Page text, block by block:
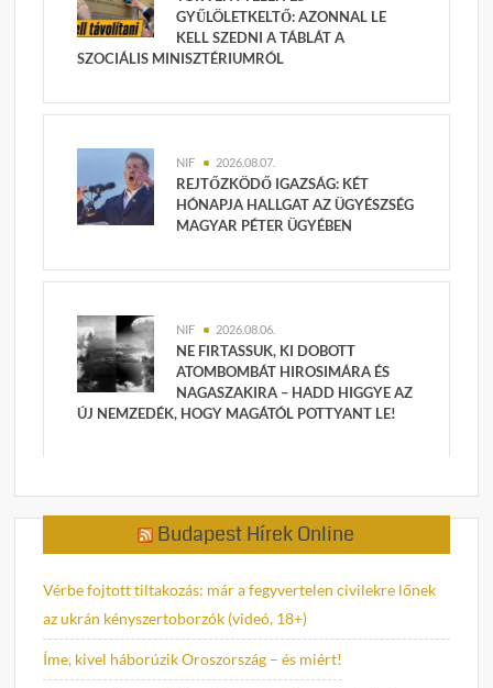
GYŰLÖLETKELTŐ: AZONNAL LE
KELL SZEDNI A TÁBLÁT A
SZOCIÁLIS MINISZTÉRIUMRÓL
NIF 2026.08.07.
REJTŐZKÖDŐ IGAZSÁG: KÉT
HÓNAPJA HALLGAT AZ ÜGYÉSZSÉG
MAGYAR PÉTER ÜGYÉBEN
NIF 2026.08.06.
NE FIRTASSUK, KI DOBOTT
ATOMBOMBÁT HIROSIMÁRA ÉS
NAGASZAKIRA – HADD HIGGYE AZ
ÚJ NEMZEDÉK, HOGY MAGÁTÓL POTTYANT LE!
Budapest Hírek Online
Vérbe fojtott tiltakozás: már a fegyvertelen civilekre lőnek
az ukrán kényszertoborzók (videó, 18+)
Íme, kivel háborúzik Oroszország – és miért!